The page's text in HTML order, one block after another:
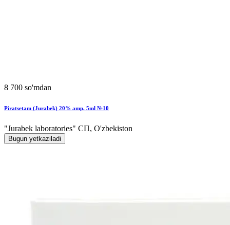
8 700 so'mdan
Piratsetam (Jurabek) 20% amp. 5ml №10
"Jurabek laboratories" СП, O'zbekiston
Bugun yetkaziladi